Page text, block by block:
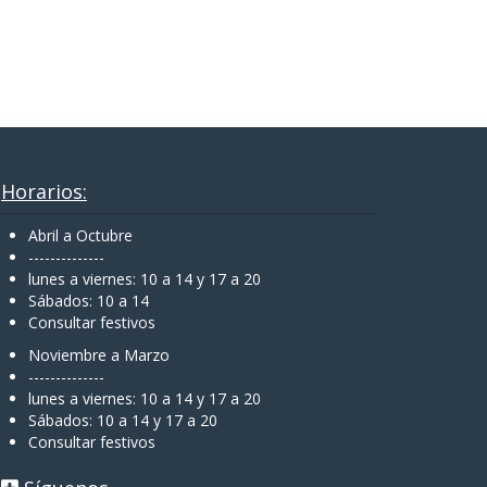
Horarios:
Abril a Octubre
--------------
lunes a viernes: 10 a 14 y 17 a 20
Sábados: 10 a 14
Consultar festivos
Noviembre a Marzo
--------------
lunes a viernes: 10 a 14 y 17 a 20
Sábados: 10 a 14 y 17 a 20
Consultar festivos